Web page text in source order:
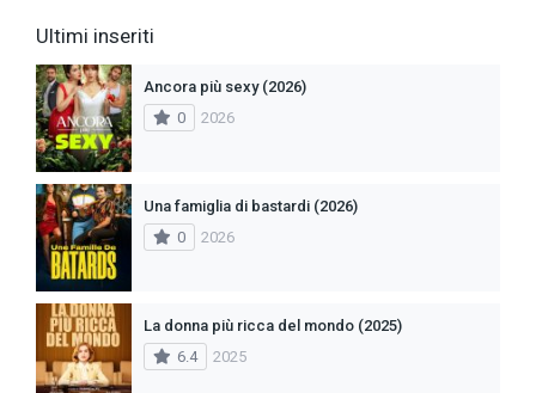
Ultimi inseriti
Ancora più sexy (2026)
0
2026
Una famiglia di bastardi (2026)
0
2026
La donna più ricca del mondo (2025)
6.4
2025